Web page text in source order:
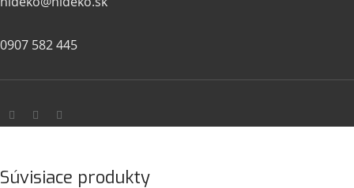
0907 582 445
Súvisiace produkty